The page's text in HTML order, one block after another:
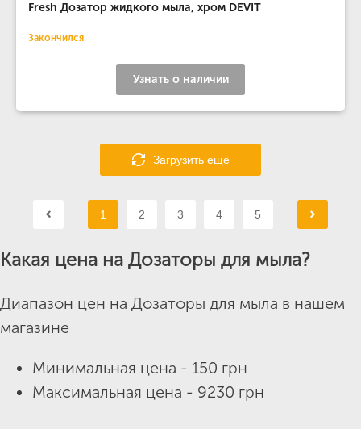
Fresh Дозатор жидкого мыла, хром DEVIT
Закончился
Узнать о наличии
Загрузить еще
1 2 3 4 5
Какая цена на Дозаторы для мыла?
Диапазон цен на Дозаторы для мыла в нашем
магазине
Минимальная цена - 150 грн
Максимальная цена - 9230 грн